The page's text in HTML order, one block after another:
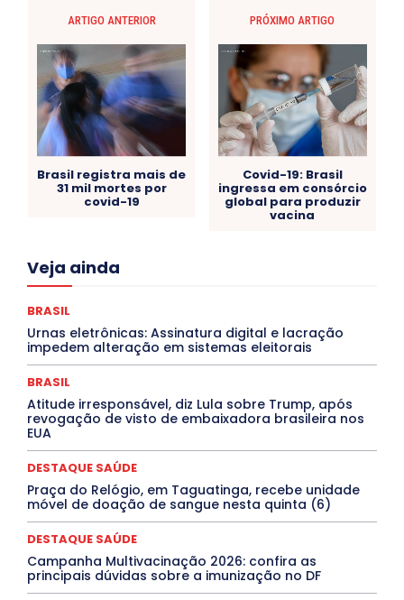
ARTIGO ANTERIOR
Brasil registra mais de
31 mil mortes por
covid-19
PRÓXIMO ARTIGO
Covid-19: Brasil
ingressa em consórcio
global para produzir
vacina
Veja ainda
Acre
Congressuanas & Esplanadumas
Covid-19
Crônica Política Crônicas
CULTURA
Cultura e Tal
DANÇA Dengue
Denuncia
DESTAQUE BRASIL
DESTAQUE DF
DESTAQUE SAÚDE
DESTAQUES OUTROS
ELEIÇÕES
EMPREGO E OPORTUNIDADES
ENTORNO
Especial
Espírito Santo ESPORTE
ESTÁGIO
Febre Oropouche
FILMES
Goiás
INTELIGÊNCIA ARTIFICIAL
Jogos Online
JUDICIÁRIO LITERATURA
Maranhão
Marburg
Mato Grosso
Mato Grosso do Sul
MEIO AMBIENTE
Minas Gerais MOBILIDADE
MPOX
MÚSICA
O Plantonista
PROCESSO SELETIVO
PUBLIEDITORIAL
QUALIFICAÇÃO PROFISSIONAL
RESIDÊNCIA
BRASIL
Urnas eletrônicas: Assinatura digital e lacração
impedem alteração em sistemas eleitorais
BRASIL
Atitude irresponsável, diz Lula sobre Trump, após
revogação de visto de embaixadora brasileira nos
EUA
DESTAQUE SAÚDE
Praça do Relógio, em Taguatinga, recebe unidade
móvel de doação de sangue nesta quinta (6)
DESTAQUE SAÚDE
Campanha Multivacinação 2026: confira as
principais dúvidas sobre a imunização no DF